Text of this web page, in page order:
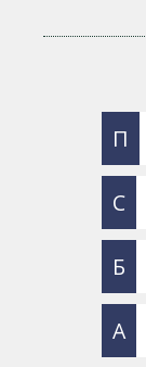
П
С
Б
А